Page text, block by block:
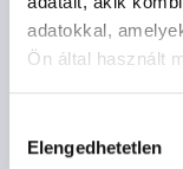
adatokkal,
Ön által használt
kiválasztása
Elengedhetetlen